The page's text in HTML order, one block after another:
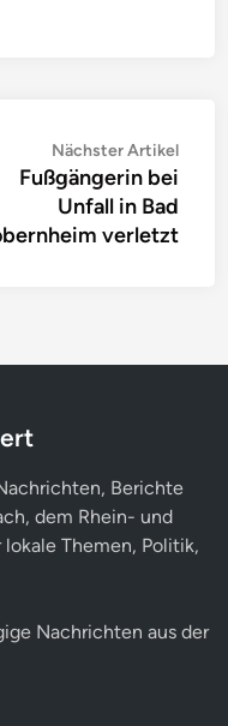
Nächster Artikel
Fußgängerin bei
Unfall in Bad
verletzt
Berichte
dem Rhein- und
Themen, Politik,
Nachrichten aus der